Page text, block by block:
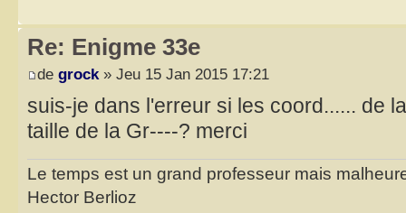
Re: Enigme 33e
de grock » Jeu 15 Jan 2015 17:21
suis-je dans l'erreur si les coord...... de
taille de la Gr----? merci
Le temps est un grand professeur mais
Hector Berlioz